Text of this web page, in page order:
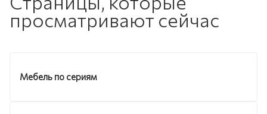
просматривают сейчас
Мебель по сериям